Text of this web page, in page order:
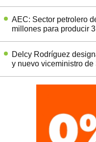
AEC: Sector petrolero
millones para producir
Delcy Rodríguez
y nuevo viceministro